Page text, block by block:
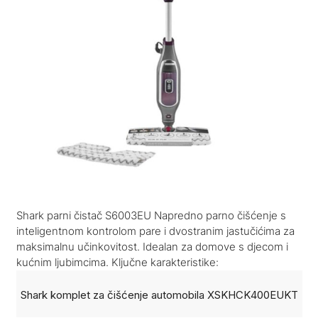
Shark parni čistač S6003EU Napredno parno čišćenje s
inteligentnom kontrolom pare i dvostranim jastučićima za
maksimalnu učinkovitost. Idealan za domove s djecom i
kućnim ljubimcima. Ključne karakteristike:
Shark komplet za čišćenje automobila XSKHCK400EUKT